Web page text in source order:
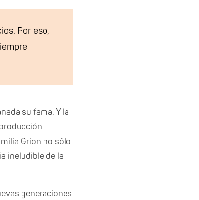
Por eso,
su fama. Y la
Grion no sólo
ineludible de la
generaciones